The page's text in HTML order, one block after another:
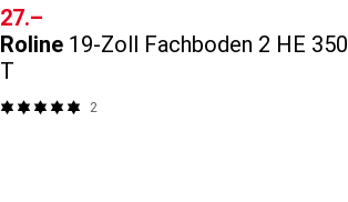
CHF
27.–
Roline 19-Zoll Fachboden 2 HE 350
T
2